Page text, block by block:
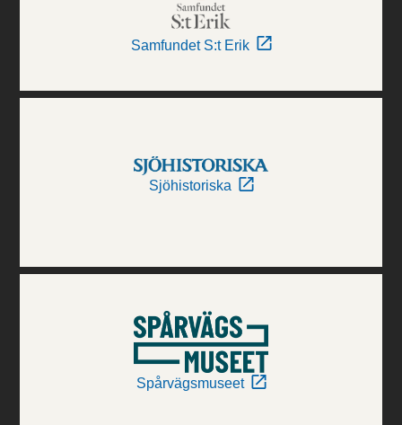
Samfundet S:t Erik
Sjöhistoriska
Spårvägsmuseet